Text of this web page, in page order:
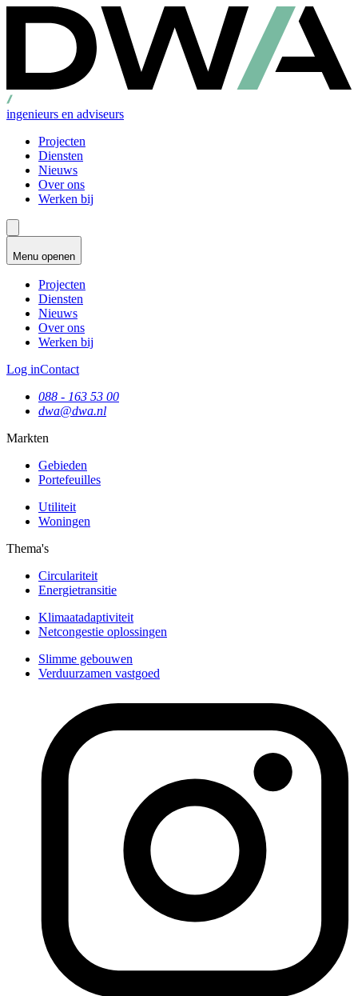
ingenieurs en adviseurs
Projecten
Diensten
Nieuws
Over ons
Werken bij
Menu openen
Projecten
Diensten
Nieuws
Over ons
Werken bij
Log inContact
088 - 163 53 00
dwa@dwa.nl
Markten
Gebieden
Portefeuilles
Utiliteit
Woningen
Thema's
Circulariteit
Energietransitie
Klimaatadaptiviteit
Netcongestie oplossingen
Slimme gebouwen
Verduurzamen vastgoed